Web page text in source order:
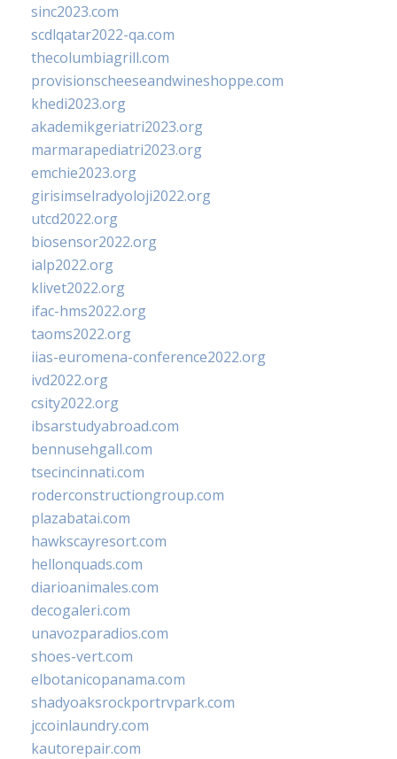
sinc2023.com
scdlqatar2022-qa.com
thecolumbiagrill.com
provisionscheeseandwineshoppe.com
khedi2023.org
akademikgeriatri2023.org
marmarapediatri2023.org
emchie2023.org
girisimselradyoloji2022.org
utcd2022.org
biosensor2022.org
ialp2022.org
klivet2022.org
ifac-hms2022.org
taoms2022.org
iias-euromena-conference2022.org
ivd2022.org
csity2022.org
ibsarstudyabroad.com
bennusehgall.com
tsecincinnati.com
roderconstructiongroup.com
plazabatai.com
hawkscayresort.com
hellonquads.com
diarioanimales.com
decogaleri.com
unavozparadios.com
shoes-vert.com
elbotanicopanama.com
shadyoaksrockportrvpark.com
jccoinlaundry.com
kautorepair.com